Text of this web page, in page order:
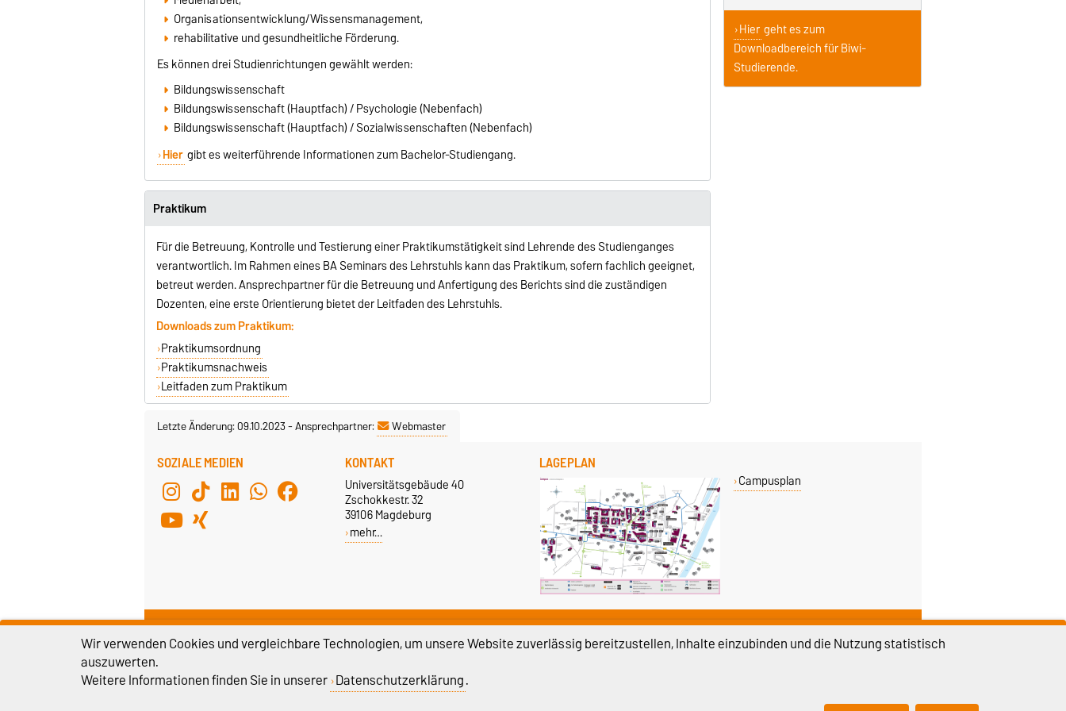
Organisationsentwicklung/Wissensmanagement,
rehabilitative und gesundheitliche Förderung.
Es können drei Studienrichtungen gewählt werden:
Bildungswissenschaft
Bildungswissenschaft (Hauptfach) / Psychologie (Nebenfach)
Bildungswissenschaft (Hauptfach) / Sozialwissenschaften (Nebenfach)
Hier gibt es weiterführende Informationen zum Bachelor-Studiengang.
Praktikum
Für die Betreuung, Kontrolle und Testierung einer Praktikumstätigkeit sind Lehrende des Studienganges
verantwortlich. Im Rahmen eines BA Seminars des Lehrstuhls kann das Praktikum, sofern fachlich geeignet,
betreut werden. Ansprechpartner für die Betreuung und Anfertigung des Berichts sind die zuständigen
Dozenten, eine erste Orientierung bietet der Leitfaden des Lehrstuhls.
Downloads zum Praktikum:
Praktikumsordnung
Praktikumsnachweis
Leitfaden zum Praktikum
Hier geht es zum
Downloadbereich für Biwi-
Studierende.
Letzte Änderung: 09.10.2023-Ansprechpartner: Webmaster
SOZIALE MEDIEN KONTAKT
Universitätsgebäude 40
Zschokkestr. 32
39106 Magdeburg
mehr…
LAGEPLAN
Campusplan
HAUSANSCHRIFT
Zschokkestraße 32
39106 Magdeburg
RUND UMS STUDIUM
Campus Service Center
Bewerbung
Prüfungsamt
DIESE SEITE
Wir verwenden Cookies und vergleichbare Technologien, um unsere Website zuverlässig bereitzustellen, Inhalte einzubinden und die Nutzung statistisch
auszuwerten.
Weitere Informationen finden Sie in unserer Datenschutzerklärung.